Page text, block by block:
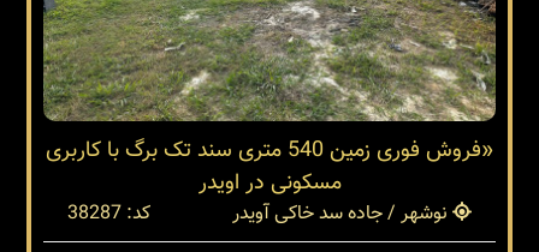
«فروش فوری زمین 540 متری سند تک برگ با کاربری
مسکونی در اویدر
نوشهر / جاده سد خاکی آویدر
کد: 38287